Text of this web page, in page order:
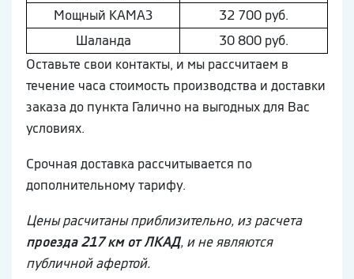
Мощный КAМAЗ
32 700 руб.
Шaлaнда
30 800 руб.
Оставьте свои контакты, и мы рассчитаем в
течение часа стоимость производства и доставки
заказа до пункта Галично на выгодных для Вас
условиях.
Срочная доставка рассчитывается по
дополнительному тарифу.
Цены расчитаны приблизительно, из расчета
проезда 217 км от ЛКАД, и не являются
публичной афертой.